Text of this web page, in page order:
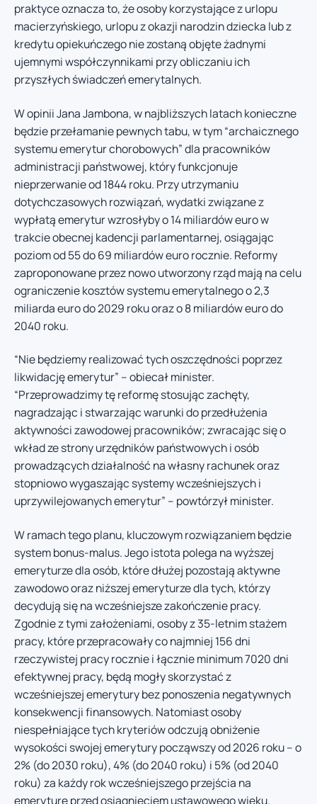
praktyce oznacza to, że osoby korzystające z urlopu
macierzyńskiego, urlopu z okazji narodzin dziecka lub z
kredytu opiekuńczego nie zostaną objęte żadnymi
ujemnymi współczynnikami przy obliczaniu ich
przyszłych świadczeń emerytalnych.
W opinii Jana Jambona, w najbliższych latach konieczne
będzie przełamanie pewnych tabu, w tym “archaicznego
systemu emerytur chorobowych” dla pracowników
administracji państwowej, który funkcjonuje
nieprzerwanie od 1844 roku. Przy utrzymaniu
dotychczasowych rozwiązań, wydatki związane z
wypłatą emerytur wzrosłyby o 14 miliardów euro w
trakcie obecnej kadencji parlamentarnej, osiągając
poziom od 55 do 69 miliardów euro rocznie. Reformy
zaproponowane przez nowo utworzony rząd mają na celu
ograniczenie kosztów systemu emerytalnego o 2,3
miliarda euro do 2029 roku oraz o 8 miliardów euro do
2040 roku.
“Nie będziemy realizować tych oszczędności poprzez
likwidację emerytur” – obiecał minister.
“Przeprowadzimy tę reformę stosując zachęty,
nagradzając i stwarzając warunki do przedłużenia
aktywności zawodowej pracowników; zwracając się o
wkład ze strony urzędników państwowych i osób
prowadzących działalność na własny rachunek oraz
stopniowo wygaszając systemy wcześniejszych i
uprzywilejowanych emerytur” – powtórzył minister.
W ramach tego planu, kluczowym rozwiązaniem będzie
system bonus-malus. Jego istota polega na wyższej
emeryturze dla osób, które dłużej pozostają aktywne
zawodowo oraz niższej emeryturze dla tych, którzy
decydują się na wcześniejsze zakończenie pracy.
Zgodnie z tymi założeniami, osoby z 35-letnim stażem
pracy, które przepracowały co najmniej 156 dni
rzeczywistej pracy rocznie i łącznie minimum 7020 dni
efektywnej pracy, będą mogły skorzystać z
wcześniejszej emerytury bez ponoszenia negatywnych
konsekwencji finansowych. Natomiast osoby
niespełniające tych kryteriów odczują obniżenie
wysokości swojej emerytury począwszy od 2026 roku – o
2% (do 2030 roku), 4% (do 2040 roku) i 5% (od 2040
roku) za każdy rok wcześniejszego przejścia na
emeryturę przed osiągnięciem ustawowego wieku.